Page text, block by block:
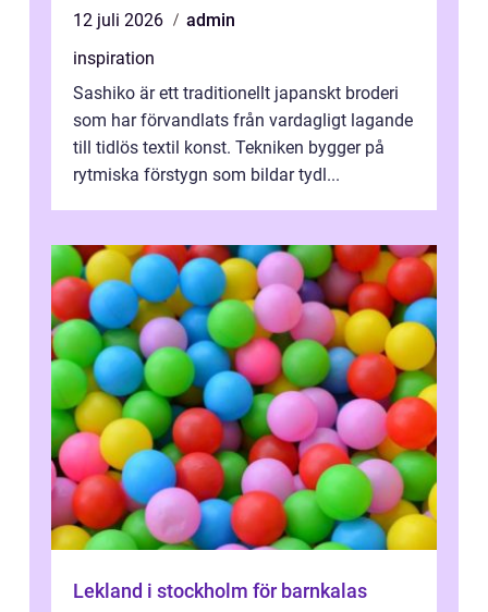
12 juli 2026
admin
inspiration
Sashiko är ett traditionellt japanskt broderi
som har förvandlats från vardagligt lagande
till tidlös textil konst. Tekniken bygger på
rytmiska förstygn som bildar tydl...
Lekland i stockholm för barnkalas